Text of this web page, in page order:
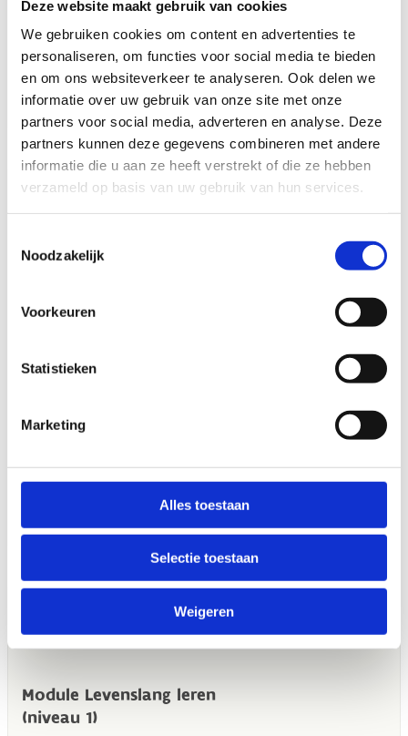
Deze website maakt gebruik van cookies
We gebruiken cookies om content en advertenties te
personaliseren, om functies voor social media te bieden
en om ons websiteverkeer te analyseren. Ook delen we
informatie over uw gebruik van onze site met onze
partners voor social media, adverteren en analyse. Deze
partners kunnen deze gegevens combineren met andere
informatie die u aan ze heeft verstrekt of die ze hebben
verzameld op basis van uw gebruik van hun services.
Noodzakelijk
Voorkeuren
Statistieken
Marketing
Alles toestaan
Selectie toestaan
Weigeren